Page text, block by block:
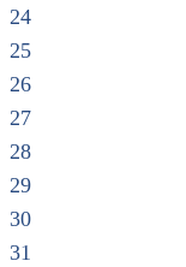
24
25
26
27
28
29
30
31